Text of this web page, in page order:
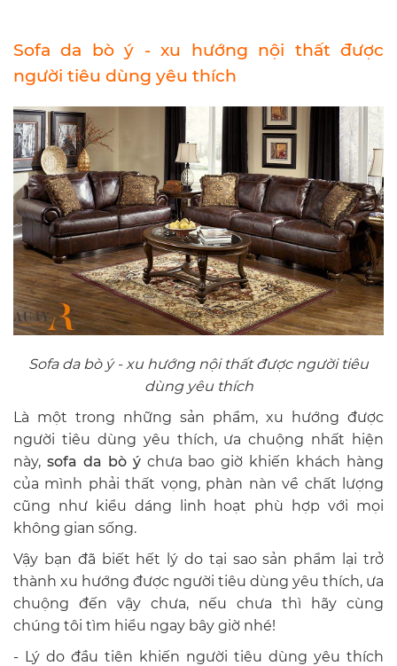
Sofa da bò ý - xu hướng nội thất được
người tiêu dùng yêu thích
Sofa da bò ý - xu hướng nội thất được người tiêu
dùng yêu thích
Là một trong những sản phẩm, xu hướng được
người tiêu dùng yêu thích, ưa chuộng nhất hiện
này, sofa da bò ýchưa bao giờ khiến khách hàng
của mình phải thất vọng, phàn nàn về chất lượng
cũng như kiểu dáng linh hoạt phù hợp với mọi
không gian sống.
Vậy bạn đã biết hết lý do tại sao sản phẩm lại trở
thành xu hướng được người tiêu dùng yêu thích, ưa
chuộng đến vậy chưa, nếu chưa thì hãy cùng
chúng tôi tìm hiểu ngay bây giờ nhé!
- Lý do đầu tiên khiến người tiêu dùng yêu thích